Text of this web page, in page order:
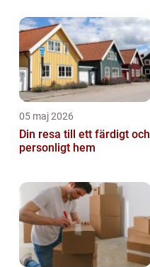
05 maj 2026
Din resa till ett färdigt och
personligt hem